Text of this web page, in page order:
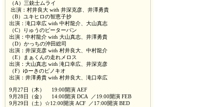
（A）三銃士ムライ
出演：村井良大 with 井深克彦、井澤勇貴
（B）ユキヒロの智恵子抄
出演：滝口幸広 with 中村龍介、大山真志
（C）りゅうのピーターパン
出演：中村龍介 with 大山真志、井澤勇貴
（D）かっちの沖田総司
出演：井深克彦 with 村井良大、中村龍介
（E）まぁくんの走れメロス
出演：大山真志 with 滝口幸広、井深克彦
（F）ゆーきのピノキオ
出演：井澤勇貴 with 村井良大、滝口幸広
9月27日（木） 19:00開演 AEF
9月28日（金） 14:00開演 DCA ／19:00開演 FEB
9月29日（土）☆12:00開演 ACF ／17:00開演 BED